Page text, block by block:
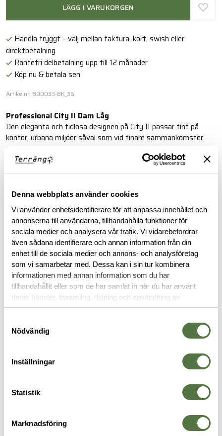
Denna webbplats använder cookies
Vi använder enhetsidentifierare för att anpassa innehållet och
annonserna till användarna, tillhandahålla funktioner för
sociala medier och analysera vår trafik. Vi vidarebefordrar
även sådana identifierare och annan information från din
enhet till de sociala medier och annons- och analysföretag
som vi samarbetar med. Dessa kan i sin tur kombinera
informationen med annan information som du har
tillhandahållit eller som de har samlat in när du har använt
deras tjänster. Insamling, delning och användning av
personuppgifter kan användas för personalisering av
Nödvändig
Inställningar
Statistik
Marknadsföring
LÄGG I VARUKORGEN
Handla tryggt – välj mellan faktura, kort, swish eller
direktbetalning
Räntefri delbetalning upp till 12 månader
Köp nu & betala sen
Artikelnr: 890033-BK_36
Professional City II Dam Låg
Den eleganta och tidlösa designen på City II passar fint på
kontor, urbana miljöer såväl som vid finare sammankomster.
Tillverkad av fullnarvsläder, nu med varibel - och därigenom
optimal - passform tack vare ECCOs 3 Width System.
BESKRIVNING
RECENSIONER
OM VARUMÄRKET
SKOR & SANDALER
-25%